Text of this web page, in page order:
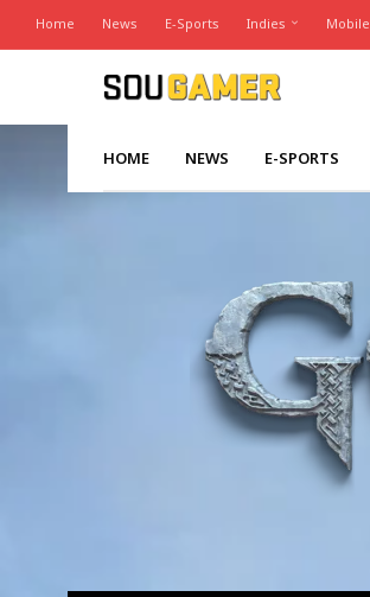
Home News E-Sports Indies Mobile
HOME NEWS E-SPORTS